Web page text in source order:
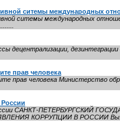
ситемы международных
ситемы международных
децентрализации,
прав человека
человека Министерство
России САНКТ-ПЕТЕРБУРГСКИЙ
КОРРУПЦИИ В РОССИИ